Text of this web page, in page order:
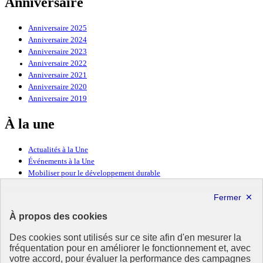
À propos des cookies
Des cookies sont utilisés sur ce site afin d'en mesurer la
fréquentation pour en améliorer le fonctionnement et, avec
votre accord, pour évaluer la performance des campagnes
Anniversaire 2025
Anniversaire 2024
Anniversaire 2023
Anniversaire 2022
Anniversaire 2021
Anniversaire 2020
Anniversaire 2019
À la une
Actualités à la Une
Événements à la Une
Mobiliser pour le développement durable
Ressources
Ressources
La Méth’ODD